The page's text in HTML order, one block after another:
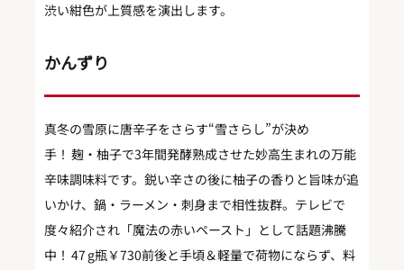
渋い紺色が上質感を演出します。
かんずり
真冬の雪原に唐辛子をさらす“雪さらし”が決め
手！ 麹・柚子で3年間発酵熟成させた妙高生まれの万能
辛味調味料です。鋭い辛さの後に柚子の香りと旨味が追
いかけ、鍋・ラーメン・刺身まで相性抜群。テレビで
度々紹介され「魔法の赤いペースト」として話題沸騰
中！ 47 g瓶￥730前後と手頃＆軽量で荷物にならず、料